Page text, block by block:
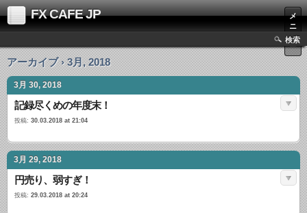
FX CAFE JP
メ
ニ
ュ
ー
検索
アーカイブ › 3月, 2018
3月 30, 2018
記録尽くめの年度末！
投稿: 30.03.2018 at 21:04
3月 29, 2018
円売り、弱すぎ！
投稿: 29.03.2018 at 20:24